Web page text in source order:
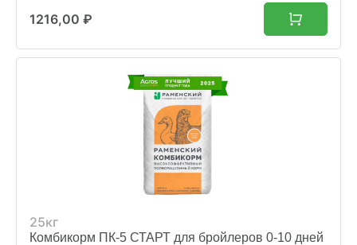
1216,00 ₽
25кг
Комбикорм ПК-5 СТАРТ для бройлеров 0-10 дней